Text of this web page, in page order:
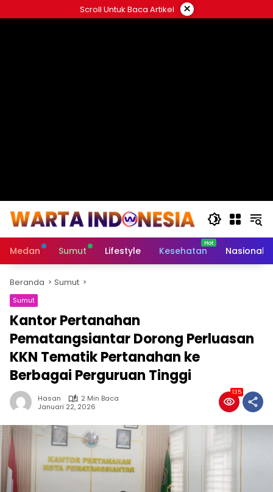
ke
Scroll Untuk Baca Artikel ×
Medan Sumut Lifestyle Kesehatan Nasional
Beranda Sumut
Sumut
Kantor Pertanahan
Pematangsiantar Dorong Perluasan
KKN Tematik Pertanahan ke
Berbagai Perguruan Tinggi
Hasan
2 Min Baca
Januari 22, 2026
135